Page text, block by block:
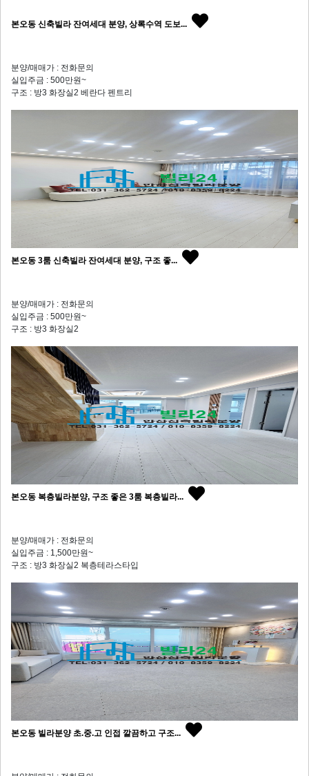
본오동 신축빌라 잔여세대 분양, 상록수역 도보...
분양/매매가 : 전화문의
실입주금 : 500만원~
구조 : 방3 화장실2 베란다 펜트리
본오동 3룸 신축빌라 잔여세대 분양, 구조 좋...
분양/매매가 : 전화문의
실입주금 : 500만원~
구조 : 방3 화장실2
본오동 복층빌라분양, 구조 좋은 3룸 복층빌라...
분양/매매가 : 전화문의
실입주금 : 1,500만원~
구조 : 방3 화장실2 복층테라스타입
본오동 빌라분양 초.중.고 인접 깔끔하고 구조...